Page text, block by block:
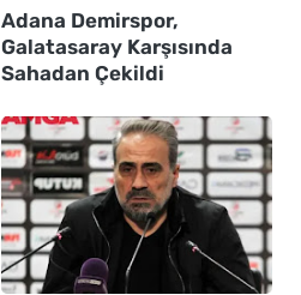
Adana Demirspor,
Galatasaray Karşısında
Sahadan Çekildi